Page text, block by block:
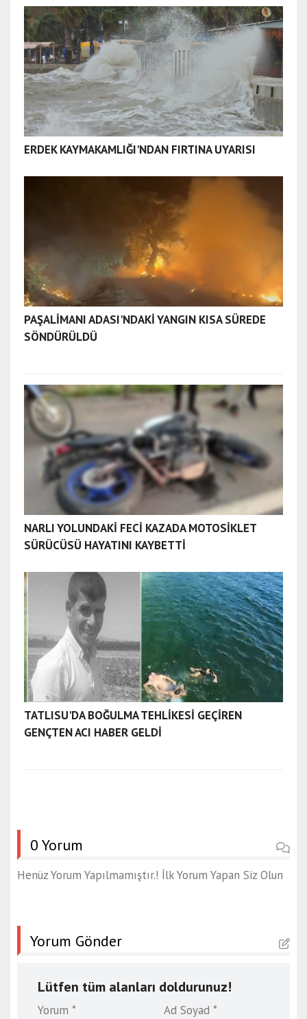
ERDEK KAYMAKAMLIĞI'NDAN FIRTINA UYARISI
PAŞALİMANI ADASI'NDAKİ YANGIN KISA SÜREDE
SÖNDÜRÜLDÜ
NARLI YOLUNDAKİ FECİ KAZADA MOTOSİKLET
SÜRÜCÜSÜ HAYATINI KAYBETTİ
TATLISU'DA BOĞULMA TEHLİKESİ GEÇİREN
GENÇTEN ACI HABER GELDİ
0 Yorum
Henüz Yorum Yapılmamıştır.! İlk Yorum Yapan Siz Olun
Yorum Gönder
Lütfen tüm alanları doldurunuz!
Yorum * Ad Soyad *